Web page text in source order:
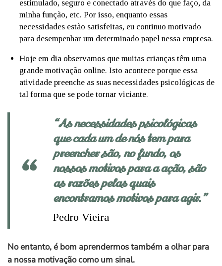
estimulado, seguro e conectado através do que faço, da
minha função, etc. Por isso, enquanto essas
necessidades estão satisfeitas, eu continuo motivado
para desempenhar um determinado papel nessa empresa.
Hoje em dia observamos que muitas crianças têm uma
grande motivação online. Isto acontece porque essa
atividade preenche as suas necessidades psicológicas de
tal forma que se pode tornar viciante.
“As necessidades psicológicas
que cada um de nós tem para
preencher são, no fundo, os
nossos motivos para a ação, são
as razões pelas quais
encontramos motivos para agir.”
Pedro Vieira
No entanto, é bom aprendermos também a olhar para
a nossa motivação como um sinal.